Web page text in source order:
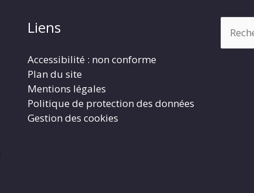
Liens
Accessibilité : non conforme
Plan du site
Mentions légales
Politique de protection des données
Gestion des cookies